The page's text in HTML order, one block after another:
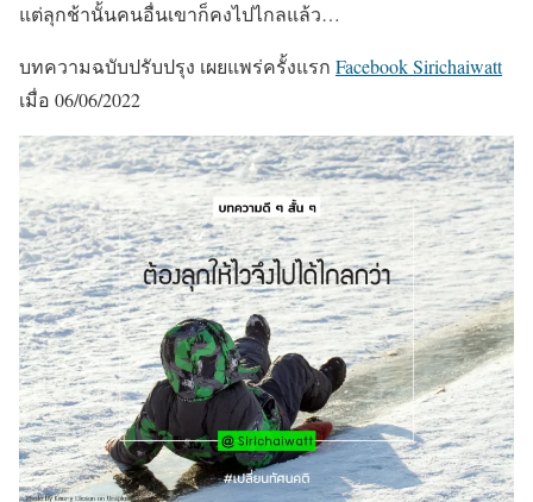
แต่ลุกช้านั้นคนอื่นเขาก็คงไปไกลแล้ว…
บทความฉบับปรับปรุง เผยแพร่ครั้งแรก Facebook Sirichaiwatt
เมื่อ 06/06/2022